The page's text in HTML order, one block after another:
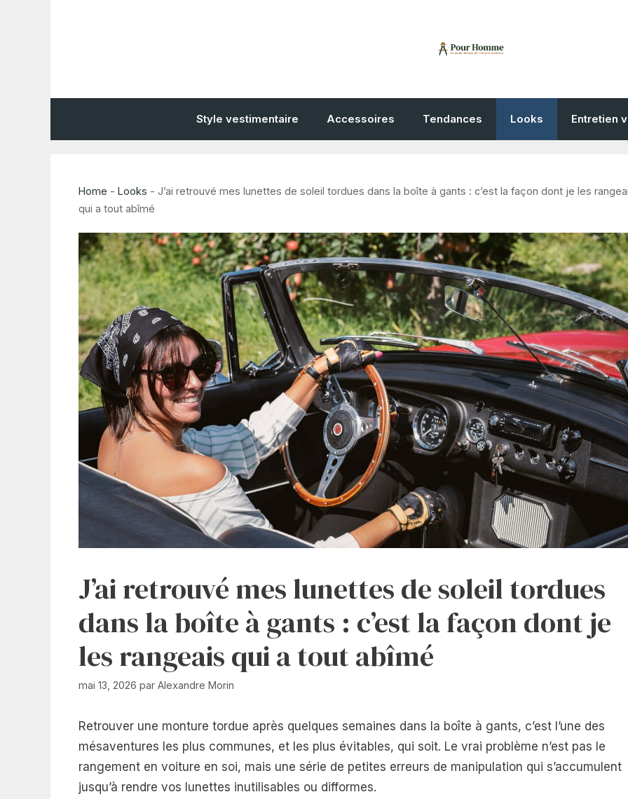
Style vestimentaire Accessoires Tendances Looks Entretien
Home - Looks - J’ai retrouvé mes lunettes de soleil tordues dans la boîte à gants : c’est la façon dont je les
qui a tout abîmé
J’ai retrouvé mes lunettes de soleil tordues
dans la boîte à gants : c’est la façon dont je
les rangeais qui a tout abîmé
mai 13, 2026 par Alexandre Morin
Retrouver une monture tordue après quelques semaines dans la boîte à gants, c’est l’une des
mésaventures les plus communes, et les plus évitables, qui soit. Le vrai problème n’est pas le
rangement en voiture en soi, mais une série de petites erreurs de manipulation qui s’accumulent
jusqu’à rendre vos lunettes inutilisables ou difformes.